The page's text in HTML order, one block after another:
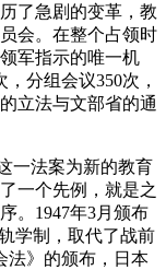
了急剧的变革，教
会。在整个占领时
军指示的唯一机
分组会议350次，
立法与文部省的通
一法案为新的教育
一个先例，就是之
。1947年3月颁布
学制，取代了战前
法》的颁布，日本